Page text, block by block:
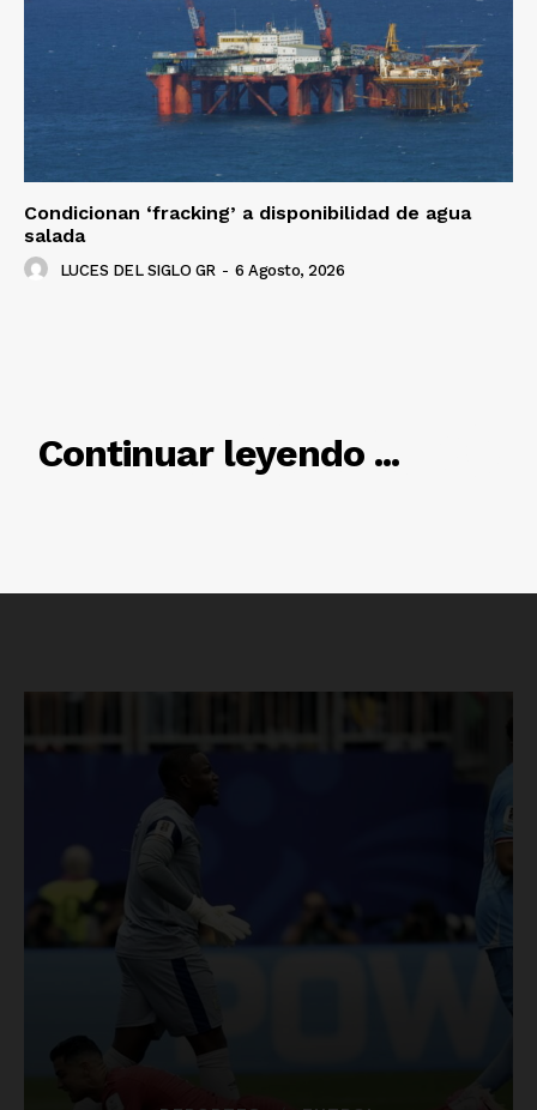
Empresa
Nosotros
Contacto
Política de privacidad
Condicionan ‘fracking’ a disponibilidad de agua
salada
LUCES DEL SIGLO GR - 6 Agosto, 2026
Continuar leyendo ...
RELACIONADO